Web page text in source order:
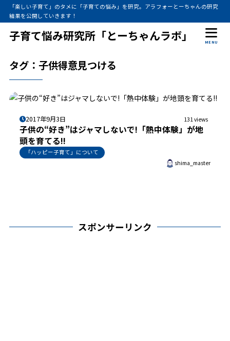
「楽しい子育て」のタメに「子育ての悩み」を研究。アラフォーとーちゃんの研究
結果を公開していきます！
子育て悩み研究所「とーちゃんラボ」 MENU
タグ：子供得意見つける
2017年9月3日 131 views
子供の“好き”はジャマしないで!「熱中体験」が地
頭を育てる!!
「ハッピー子育て」について
shima_master
スポンサーリンク